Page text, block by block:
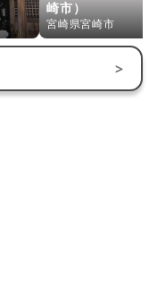
崎市）
宮崎県宮崎市
>